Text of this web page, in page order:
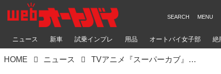
ニュース 新車 試乗インプレ 用品 オートバイ女子部 絶
HOME ニュース TVアニメ『スーパーカブ』の新作オリジナルステッカーが登場！ 山梨県北杜市周辺のスーパーやレストラン、道の駅などで販売